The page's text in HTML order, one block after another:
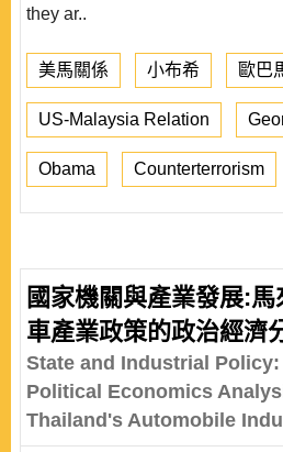
they ar..
美馬關係 小布希 歐巴
US-Malaysia Relation
Obama Counterterrorism
國家機關與產業發展:
車產業政策的政治經濟
State and Industrial
Political Economics
Thailand's Automobile